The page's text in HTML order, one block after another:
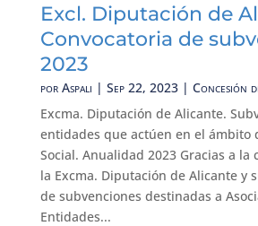
Excl. Diputación de
Convocatoria de
2023
por Aspali | Sep 22, 2023| Concesión
Excma. Diputación de Alicante.
entidades que actúen en el ámbito
Social. Anualidad 2023 Gracias a la
la Excma. Diputación de Alicante y
de subvenciones destinadas a
Entidades...